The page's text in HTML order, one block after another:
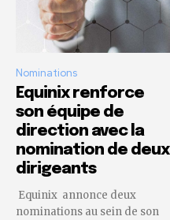
Nominations
Equinix renforce
son équipe de
direction avec la
nomination de deux
dirigeants
Equinix annonce deux
nominations au sein de son